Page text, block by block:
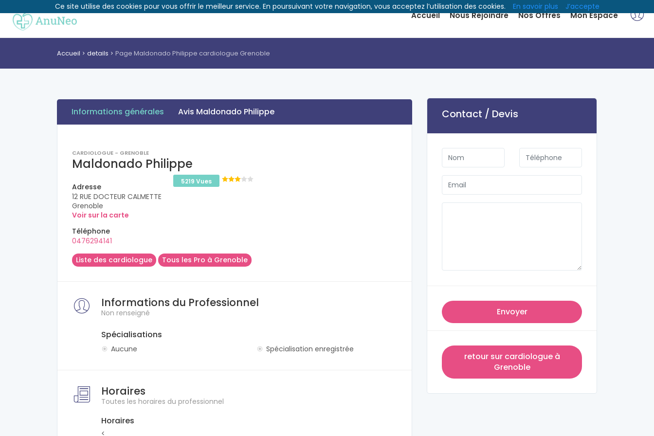
Accueil Nous Rejoindre Nos Offres Mon Espace
Accueil details Page Maldonado Philippe cardiologue Grenoble
Informations générales Avis Maldonado Philippe
CARDIOLOGUE - GRENOBLE
Maldonado Philippe
5219 Vues
Adresse
12 RUE DOCTEUR CALMETTE
Grenoble
Voir sur la carte
Téléphone
0476294141
Liste des cardiologue
Tous les Pro à Grenoble
Informations du Professionnel
Non renseigné
Spécialisations
Aucune Spécialisation enregistrée
Horaires
Toutes les horaires du professionnel
Horaires
<
Contact / Devis
Envoyer
retour sur cardiologue à
Grenoble
Ce site utilise des cookies pour vous offrir le meilleur service. En poursuivant votre navigation, vous acceptez l’utilisation des cookies. En savoir plus J’accepte